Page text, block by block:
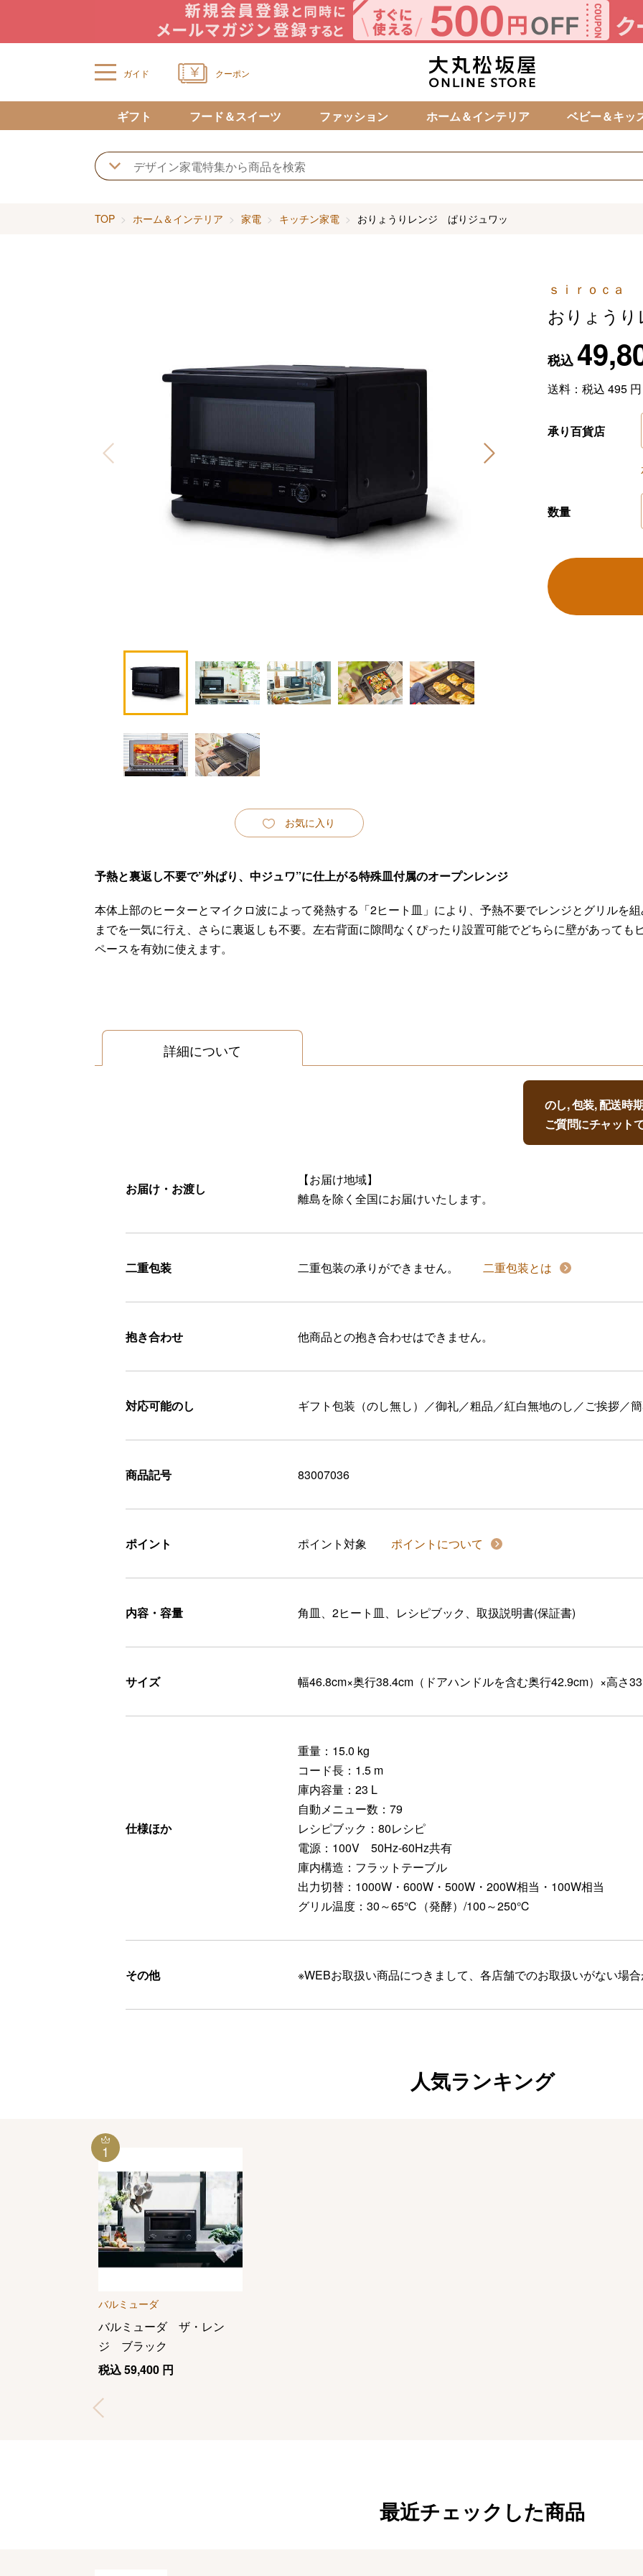
ガイド クーポン
カ
ギフト フード＆スイーツ ファッション ホーム＆インテリア ベビー＆キッ
TOP ホーム＆インテリア 家電 キッチン家電 おりょうりレンジ ぱりジュワッ
お気に入り
ｓｉｒｏｃａ
おりょう
税込
送料：税込 495円
承り百貨店
数量
予熱と裏返し不要で”外ぱり、中ジュワ”に仕上がる特殊皿付属のオープンレンジ
本体上部のヒーターとマイクロ波によって発熱する「2ヒート皿」により、予熱不要でレンジとグリルを
までを一気に行え、さらに裏返しも不要。左右背面に隙間なくぴったり設置可能でどちらに壁があって
ペースを有効に使えます。
詳細について
のし, 包装, 配送時
ご質問にチャット
お届け・お渡し
【お届け地域】
離島を除く全国にお届けいたします。
二重包装 二重包装の承りができません。 二重包装とは
抱き合わせ 他商品との抱き合わせはできません。
対応可能のし ギフト包装（のし無し）／御礼／粗品／紅白無地のし／ご挨拶／
商品記号 83007036
ポイント ポイント対象 ポイントについて
内容・容量 角皿、2ヒート皿、レシピブック、取扱説明書(保証書)
サイズ 幅46.8cm×奥行38.4cm（ドアハンドルを含む奥行42.9cm）×高さ
仕様ほか
重量：15.0 kg
コード長：1.5 m
庫内容量：23 L
自動メニュー数：79
レシピブック：80レシピ
電源：100V 50Hz-60Hz共有
庫内構造：フラットテーブル
出力切替：1000W・600W・500W・200W相当・100W相当
グリル温度：30～65℃（発酵）/100～250℃
その他 ※WEBお取扱い商品につきまして、各店舗でのお取扱いがない場
人気ランキング
バルミューダ
バルミューダ ザ・レン
ジ ブラック
税込59,400 円
1
最近チェックした商品